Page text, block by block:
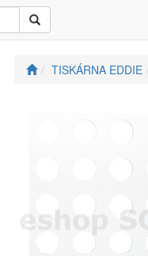
TISKÁRNA EDDIE